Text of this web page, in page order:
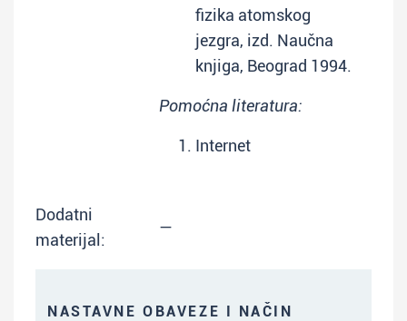
fizika atomskog
jezgra, izd. Naučna
knjiga, Beograd 1994.
Pomoćna literatura:
Internet
Dodatni
materijal:
—
NASTAVNE OBAVEZE I NAČIN